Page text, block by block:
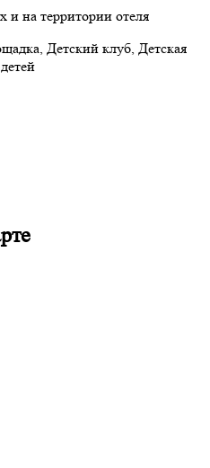
и на территории отеля
Детский клуб, Детская